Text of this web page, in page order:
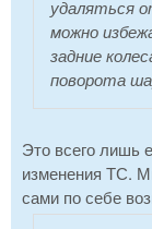
удаляться
можно
задние
поворота
Это всего лишь
изменения ТС.
сами по себе